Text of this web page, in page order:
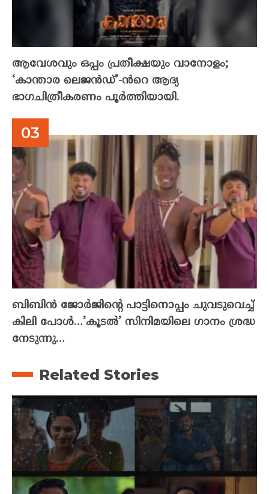
ആവേശവും ഒപ്പം പ്രതീക്ഷയും വാനോളം;
‘കാന്താര ലെജൻഡ്’-ൻറെ ആദ്യ
ഭാഗചിത്രീകരണം പൂർത്തിയായി.
ബിബിൻ ജോർജിന്റെ പാട്ടിനൊപ്പം ചുവടുവെച്ച്
കിലി പോൾ…’കൂടൽ’ സിനിമയിലെ ഗാനം ശ്രദ്ധ
നേടുന്നു…
Related Stories